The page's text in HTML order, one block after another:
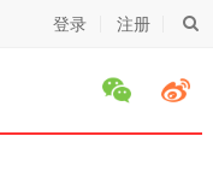
登录 注册